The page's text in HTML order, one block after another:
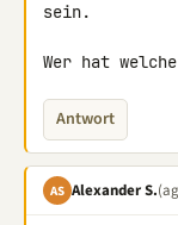
sein.
Wer hat
Antwort
AS Alexander S.